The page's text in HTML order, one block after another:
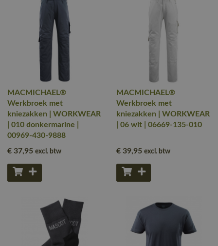
MACMICHAEL®
Werkbroek met
kniezakken | WORKWEAR
| 010 donkermarine |
00969-430-9888
€ 37,95 excl. btw
MACMICHAEL®
Werkbroek met
kniezakken | WORKWEAR
| 06 wit | 06669-135-010
€ 39,95 excl. btw